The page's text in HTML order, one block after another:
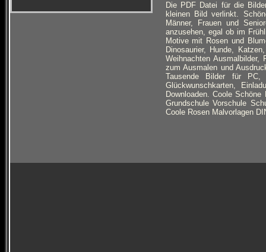
Die PDF Datei für die
kleinen Bild verlinkt.
Männer, Frauen und
anzusehen, egal ob im
Motive mit Rosen und
Dinosaurier, Hunde,
Weihnachten
zum Ausmalen und
Tausende Bilder für PC,
Glückwunschkarten,
Downloaden. Coole
Grundschule Vorschule
Coole Rosen Malvorlagen